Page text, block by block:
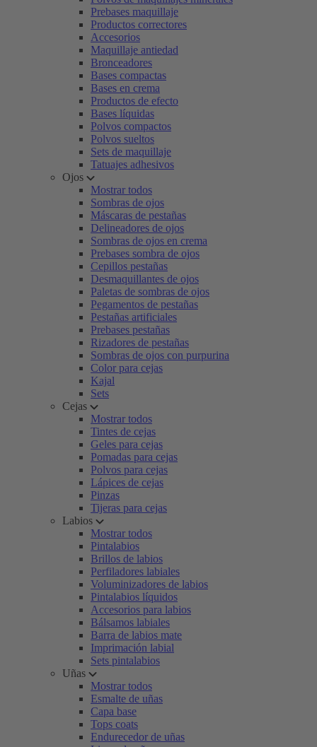
Prebases maquillaje
Productos correctores
Accesorios
Maquillaje antiedad
Bronceadores
Bases compactas
Bases en crema
Productos de efecto
Bases líquidas
Polvos compactos
Polvos sueltos
Sets de maquillaje
Tatuajes adhesivos
Ojos
Mostrar todos
Sombras de ojos
Máscaras de pestañas
Delineadores de ojos
Sombras de ojos en crema
Prebases sombra de ojos
Cepillos pestañas
Desmaquillantes de ojos
Paletas de sombras de ojos
Pegamentos de pestañas
Pestañas artificiales
Prebases pestañas
Rizadores de pestañas
Sombras de ojos con purpurina
Color para cejas
Kajal
Sets
Cejas
Mostrar todos
Tintes de cejas
Geles para cejas
Pomadas para cejas
Polvos para cejas
Lápices de cejas
Pinzas
Tijeras para cejas
Labios
Mostrar todos
Pintalabios
Brillos de labios
Perfiladores labiales
Voluminizadores de labios
Pintalabios líquidos
Accesorios para labios
Bálsamos labiales
Barra de labios mate
Imprimación labial
Sets pintalabios
Uñas
Mostrar todos
Esmalte de uñas
Capa base
Tops coats
Endurecedor de uñas